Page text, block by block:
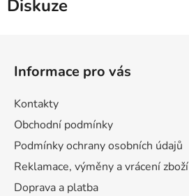
Diskuze
Informace pro vás
Kontakty
Obchodní podmínky
Podmínky ochrany osobních údajů
Reklamace, výměny a vrácení zboží
Doprava a platba